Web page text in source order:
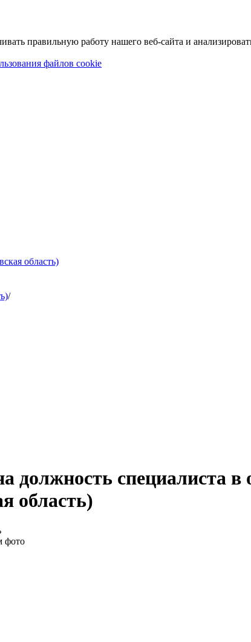
правильную работу нашего веб-сайта и
файлов cookie
область)
/
должность специалиста
область)
фото